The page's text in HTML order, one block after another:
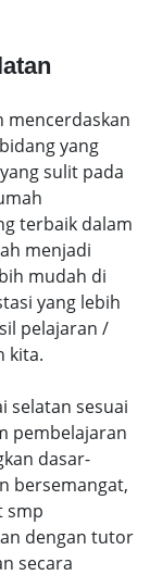
mencerdaskan
yang
sulit pada
terbaik dalam
menjadi
mudah di
yang lebih
pelajaran /
kita.
selatan sesuai
pembelajaran
dasar-
bersemangat,
smp
dengan tutor
secara